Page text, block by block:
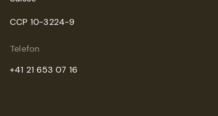
CCP 10-3224-9
Telefon
+41 21 653 07 16